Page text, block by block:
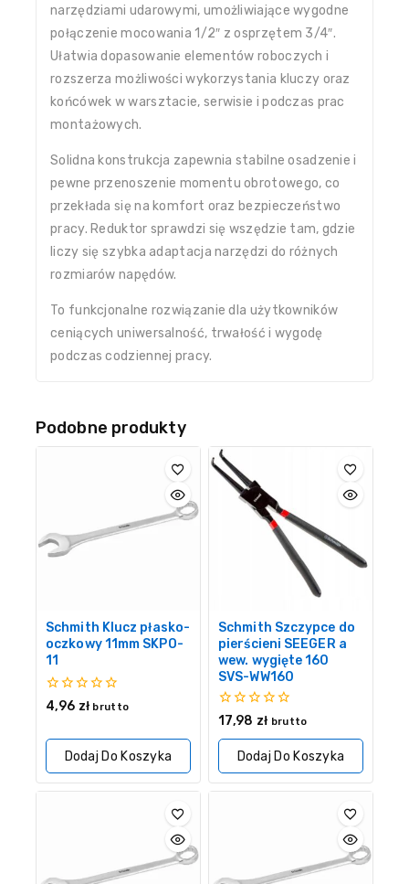
narzędziami udarowymi, umożliwiające wygodne
połączenie mocowania 1/2″ z osprzętem 3/4″.
Ułatwia dopasowanie elementów roboczych i
rozszerza możliwości wykorzystania kluczy oraz
końcówek w warsztacie, serwisie i podczas prac
montażowych.
Solidna konstrukcja zapewnia stabilne osadzenie i
pewne przenoszenie momentu obrotowego, co
przekłada się na komfort oraz bezpieczeństwo
pracy. Reduktor sprawdzi się wszędzie tam, gdzie
liczy się szybka adaptacja narzędzi do różnych
rozmiarów napędów.
To funkcjonalne rozwiązanie dla użytkowników
ceniących uniwersalność, trwałość i wygodę
podczas codziennej pracy.
Podobne produkty
Schmith Klucz płasko-
oczkowy 11mm SKPO-
11
0
4,96 zł brutto
Dodaj Do Koszyka
Schmith Szczypce do
pierścieni SEEGER a
wew. wygięte 160
SVS-WW160
0
5
17,98 zł brutto
Dodaj Do Koszyka